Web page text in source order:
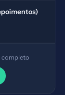
completo